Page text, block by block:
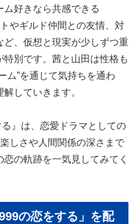
ム好きなら共感できる
やギルド仲間との友情、対
、仮想と現実が少しずつ重
別です。茜と山田は性格も
ム”を通じて気持ちを通わ
していきます。
』は、恋愛ドラマとしての
しさや人間関係の深さまで
の軌跡を一気見してみてく
の恋をする」を配